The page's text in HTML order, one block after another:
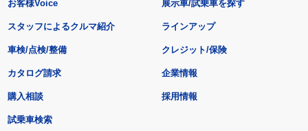
お客様Voice
スタッフによるクルマ紹介
展示車/試乗車を探す
ラインアップ
車検/点検/整備 クレジット/保険
カタログ請求
購入相談
試乗車検索
企業情報
採用情報